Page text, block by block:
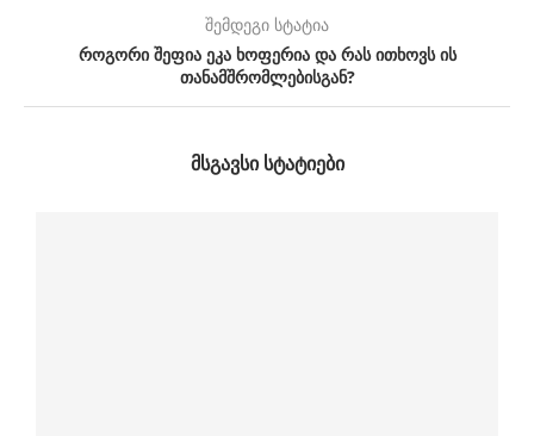
შემდეგი სტატია
როგორი შეფია ეკა ხოფერია და რას ითხოვს ის
თანამშრომლებისგან?
ᲛᲡᲒᲐᲕᲡᲘ ᲡᲢᲐᲢᲘᲔᲑᲘ